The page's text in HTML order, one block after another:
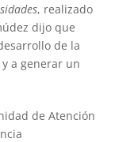
, realizado
dijo que
de la
a generar un
de Atención